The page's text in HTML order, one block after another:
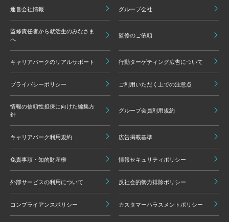
運営会社情報 グループ会社
監修責任者から就活生のみなさま
へ
監修のご依頼
キャリアパークのリアルサポート 行動ターゲティング広告について
プライバシーポリシー ご利用いただく上での注意点
情報の信頼性担保に向けた編集方
針
グループ会員利用規約
キャリアパーク利用規約 広告掲載基準
免責事項・知的財産権 情報セキュリティポリシー
外部サービスの利用について 反社会的勢力排除ポリシー
コンプライアンスポリシー カスタマーハラスメントポリシー